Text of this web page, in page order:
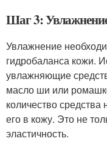
Шаг 3:
Увлажнение
гидробаланса кожи.
увлажняющие
масло ши или
количество средства
его в кожу. Это не
эластичность.